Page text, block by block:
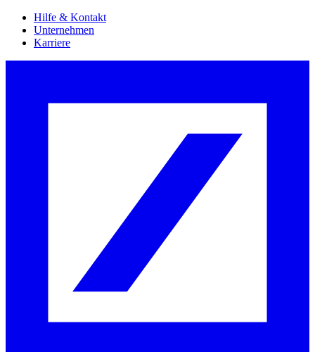
Hilfe & Kontakt
Unternehmen
Karriere